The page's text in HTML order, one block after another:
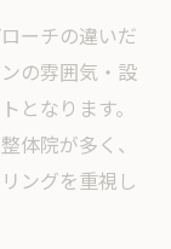
ーチの違いだ
の雰囲気・設
となります。
体院が多く、
ングを重視し